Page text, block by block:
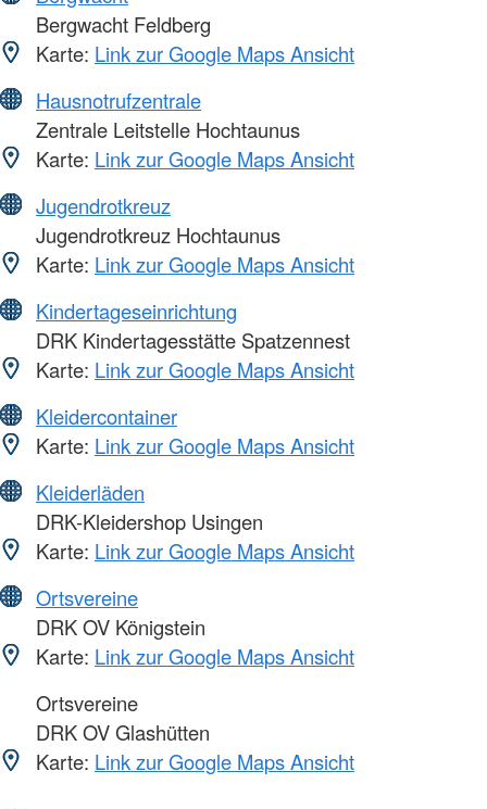
Bergwacht Feldberg
Karte: Link zur Google Maps Ansicht
Hausnotrufzentrale
Zentrale Leitstelle Hochtaunus
Karte: Link zur Google Maps Ansicht
Jugendrotkreuz
Jugendrotkreuz Hochtaunus
Karte: Link zur Google Maps Ansicht
Kindertageseinrichtung
DRK Kindertagesstätte Spatzennest
Karte: Link zur Google Maps Ansicht
Kleidercontainer
Karte: Link zur Google Maps Ansicht
Kleiderläden
DRK-Kleidershop Usingen
Karte: Link zur Google Maps Ansicht
Ortsvereine
DRK OV Königstein
Karte: Link zur Google Maps Ansicht
Ortsvereine
DRK OV Glashütten
Karte: Link zur Google Maps Ansicht